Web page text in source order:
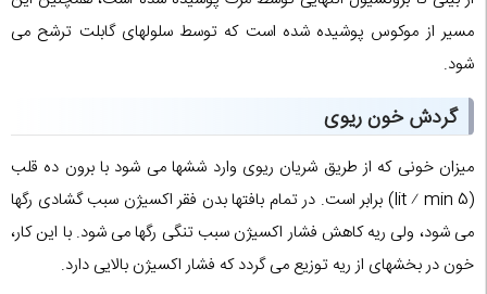
مسیر از موکوس پوشیده شده است که توسط سلولهای گابلت ترشح می
شود.
گردش خون ریوی
میزان خونی که از طریق شریان ریوی وارد ششها می شود با برون ده قلب
(lit ⁄ min 5) برابر است. در تمام بافتها بدن فقر اکسیژن سبب گشادی رگها
می شود، ولی ریه کاهش فشار اکسیژن سبب تنگی رگها می شود. با این کار،
خون در بخشهای از ریه توزیع می گردد که فشار اکسیژن بالایی دارد.